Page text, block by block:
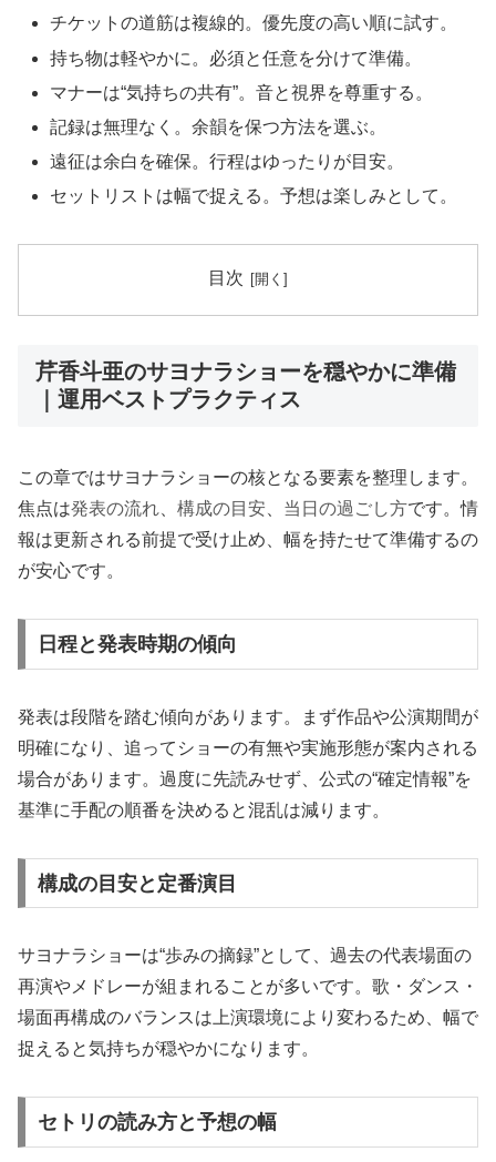
チケットの道筋は複線的。優先度の高い順に試す。
持ち物は軽やかに。必須と任意を分けて準備。
マナーは“気持ちの共有”。音と視界を尊重する。
記録は無理なく。余韻を保つ方法を選ぶ。
遠征は余白を確保。行程はゆったりが目安。
セットリストは幅で捉える。予想は楽しみとして。
目次
芹香斗亜のサヨナラショーを穏やかに準備
｜運用ベストプラクティス
この章ではサヨナラショーの核となる要素を整理します。
焦点は発表の流れ 構成の目安 当日の過ごし方です。情
報は更新される前提で受け止め、幅を持たせて準備するの
が安心です。
日程と発表時期の傾向
発表は段階を踏む傾向があります。まず作品や公演期間が
明確になり、追ってショーの有無や実施形態が案内される
場合があります。過度に先読みせず、公式の“確定情報”を
基準に手配の順番を決めると混乱は減ります。
構成の目安と定番演目
サヨナラショーは“歩みの摘録”として、過去の代表場面の
再演やメドレーが組まれることが多いです。歌・ダンス・
場面再構成のバランスは上演環境により変わるため、幅で
捉えると気持ちが穏やかになります。
セトリの読み方と予想の幅